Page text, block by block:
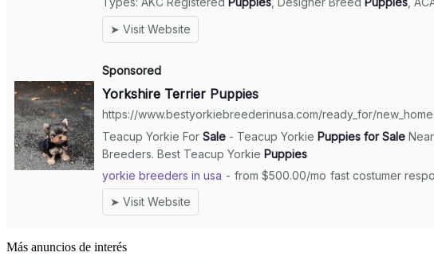
Más anuncios de interés